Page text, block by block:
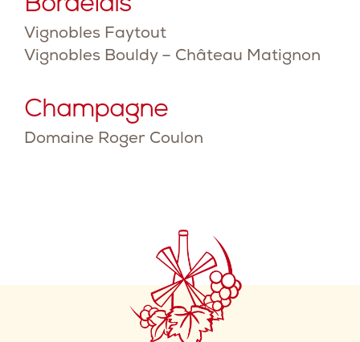
Vignobles Faytout
Vignobles Bouldy – Château Matignon
Champagne
Domaine Roger Coulon